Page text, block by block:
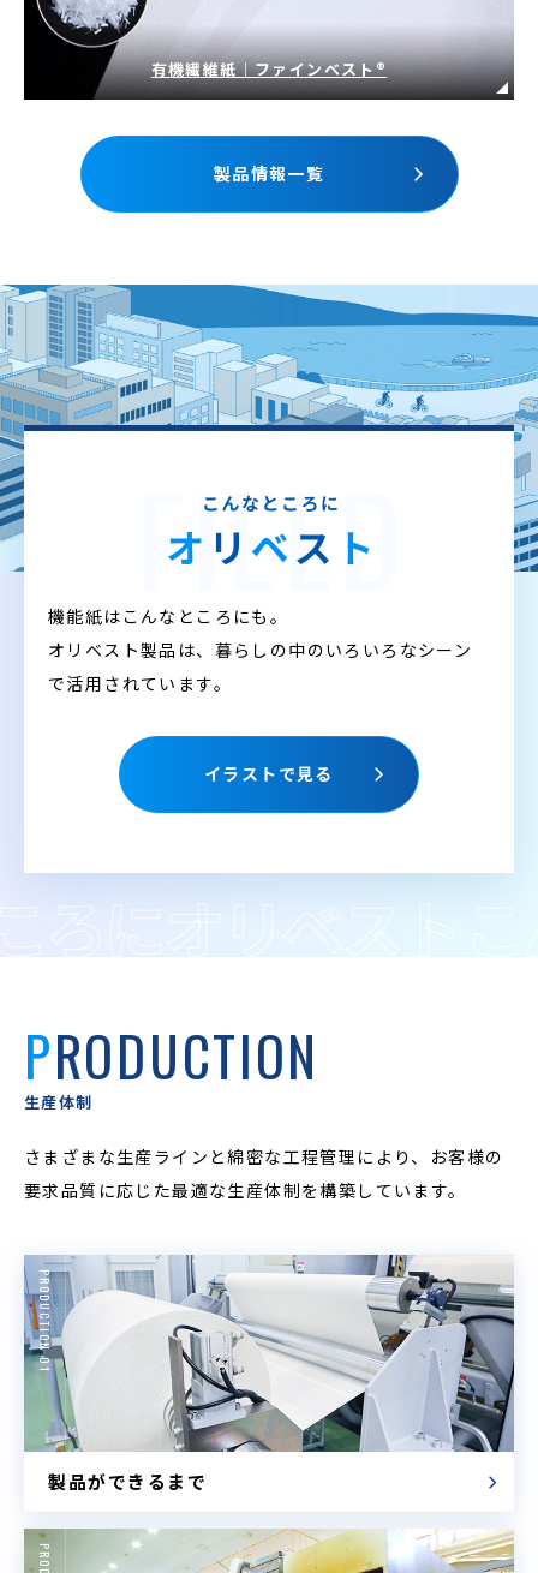
有機繊維紙｜ファインベスト®
製品情報一覧
機能紙はこんなところにも。
オリベスト製品は、暮らしの中のいろいろなシーン
で活用されています。
イラストで見る
リベストこんな
PRODUCTION
生産体制
さまざまな生産ラインと綿密な工程管理により、
お客様の
要求品質に応じた最適な生産体制を構築しています。
PRODUCTION 01
製品ができるまで